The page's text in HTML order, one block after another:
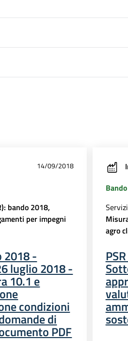
14/09/2018
bando 2018,
per impegni
2018 -
luglio 2018 -
10.1 e
condizioni
di
PDF
Bando
agro